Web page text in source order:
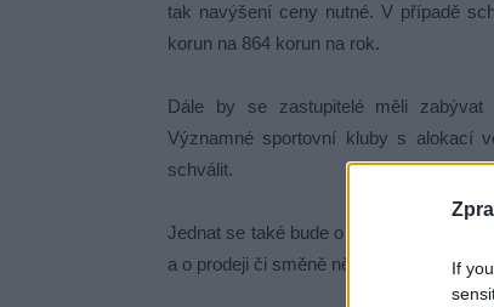
If
tak navýšení ceny nutné. V případě
korun na 864 korun na rok.
Dále by se zastupitelé měli zabývat
Významné sportovní kluby s alokací
schválit.
Jednat se také bude o indiciální dotaci
a o prodeji či směně několika pozemků.